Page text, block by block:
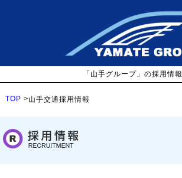
HOME
SERVICE
RECRUITMENT
「山手グループ」の採用情報
TOP >山手交通採用情報